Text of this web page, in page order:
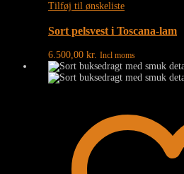
Tilføj til ønskeliste
Sort pelsvest i Toscana-lam
6.500,00 kr. Incl moms